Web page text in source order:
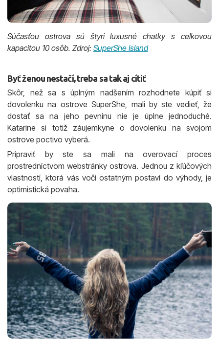
Súčasťou ostrova sú štyri luxusné chatky s celkovou
kapacitou 10 osôb. Zdroj: SuperShe Island
Byť ženou nestačí, treba sa tak aj cítiť
Skôr, než sa s úplným nadšením rozhodnete kúpiť si
dovolenku na ostrove SuperShe, mali by ste vedieť, že
dostať sa na jeho pevninu nie je úplne jednoduché.
Katarine si totiž záujemkyne o dovolenku na svojom
ostrove poctivo vyberá.
Pripraviť by ste sa mali na overovací proces
prostredníctvom webstránky ostrova. Jednou z kľúčových
vlastností, ktorá vás voči ostatným postaví do výhody, je
optimistická povaha.